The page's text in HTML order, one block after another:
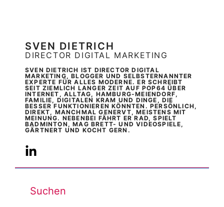
SVEN DIETRICH
DIRECTOR DIGITAL MARKETING
SVEN DIETRICH IST DIRECTOR DIGITAL
MARKETING, BLOGGER UND SELBSTERNANNTER
EXPERTE FÜR ALLES MODERNE. ER SCHREIBT
SEIT ZIEMLICH LANGER ZEIT AUF POP64 ÜBER
INTERNET, ALLTAG, HAMBURG-MEIENDORF,
FAMILIE, DIGITALEN KRAM UND DINGE, DIE
BESSER FUNKTIONIEREN KÖNNTEN. PERSÖNLICH,
DIREKT, MANCHMAL GENERVT, MEISTENS MIT
MEINUNG. NEBENBEI FÄHRT ER RAD, SPIELT
BADMINTON, MAG BRETT- UND VIDEOSPIELE,
GÄRTNERT UND KOCHT GERN.
Suchen